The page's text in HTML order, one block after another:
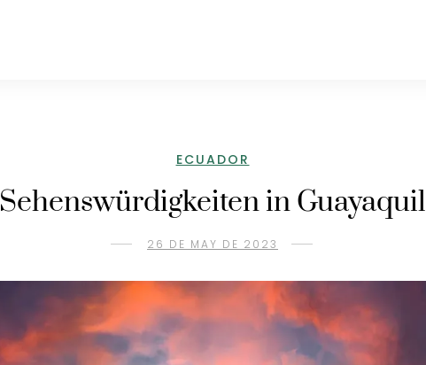
ECUADOR
Sehenswürdigkeiten in Guayaquil
26 DE MAY DE 2023